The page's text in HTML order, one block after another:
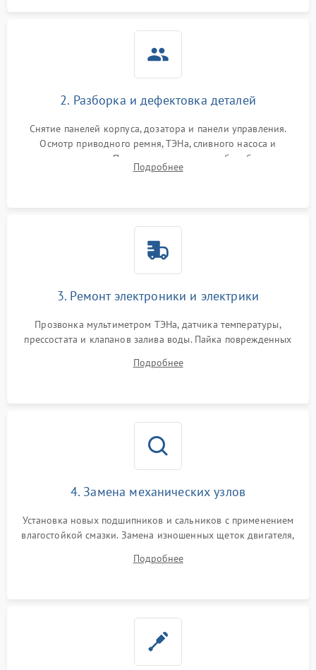
2. Разборка и дефектовка деталей
Снятие панелей корпуса, дозатора и панели управления.
Осмотр приводного ремня, ТЭНа, сливного насоса и
амортизаторов. Проверка подшипников барабана и
крестовины на износ, а манжеты люка на разрывы.
Подробнее
3. Ремонт электроники и электрики
Прозвонка мультиметром ТЭНа, датчика температуры,
прессостата и клапанов залива воды. Пайка поврежденных
Восстановление целостности проводки и контактов.
Подробнее
4. Замена механических узлов
Установка новых подшипников и сальников с применением
влагостойкой смазки. Замена изношенных щеток двигателя,
или поврежденной резиновой манжеты.
Подробнее